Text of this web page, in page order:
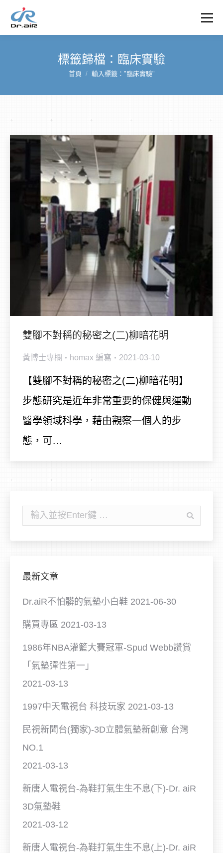
標籤歸檔： 臨床實驗
您在這裡：
首頁 輸入標籤："臨床實驗"
雙腳不對稱的秘密之(二)柳暗花明
黃博士專欄 homax 編寫 2021-03-10
【雙腳不對稱的秘密之(二)柳暗花明】
步態研究是近年非常重要的保健與運動
醫學領域科學，藉由觀察一個人的步
態，可…
最新文章
Dr.aiR不怕髒的氣墊小白鞋 2021-06-30
購買專區 2021-03-13
1986年NBA灌籃大賽冠軍-Spud Webb讚賞
「氣墊彈性第一」
2021-03-13
1997中天電視台 科技玩家 2021-03-13
民視新聞台(獨家)-3D立體氣墊新創意 台灣
NO.1
2021-03-13
新唐人電視台-為鞋打氣生生不息(下)-Dr. aiR
3D氣墊鞋
2021-03-12
新唐人電視台-為鞋打氣生生不息(上)-Dr. aiR